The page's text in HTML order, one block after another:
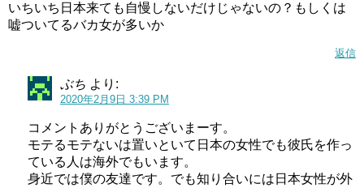
いちいち日本来ても自慢しないだけじゃないの？もしくは
嘘ついてるバカ女が多いか
返信
ぶち より:
2020年2月9日 3:39 PM
コメントありがとうございまーす。
モテるモテないは置いといて日本の女性でも彼氏を作っ
ている人は海外でもいます。
身近では僕の友達です。でも知り合いには日本女性が外